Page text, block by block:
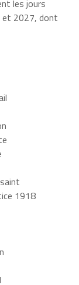
les jours
et 2027, dont
1918